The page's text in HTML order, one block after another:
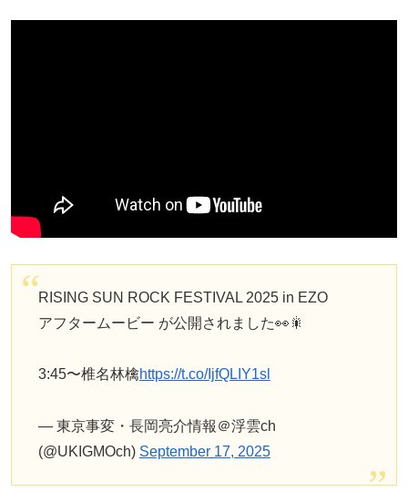
RISING SUN ROCK FESTIVAL 2025 in EZO
アフタームービー が公開されました👀🎇
3:45〜椎名林檎https://t.co/IjfQLIY1sl
— 東京事変・長岡亮介情報＠浮雲ch
(@UKIGMOch) September 17, 2025